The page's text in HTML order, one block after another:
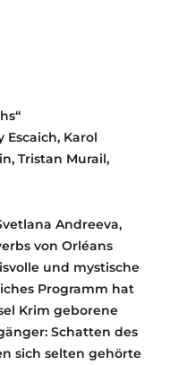
Escaich, Karol
Tristan Murail,
Andreeva,
von Orléans
und mystische
Programm hat
Krim geborene
Schatten des
sich selten gehörte